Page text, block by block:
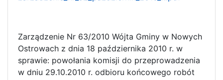
Zarządzenie Nr 63/2010 Wójta Gminy w Nowych
Ostrowach z dnia 18 października 2010 r. w
sprawie: powołania komisji do przeprowadzenia
w dniu 29.10.2010 r. odbioru końcowego robót